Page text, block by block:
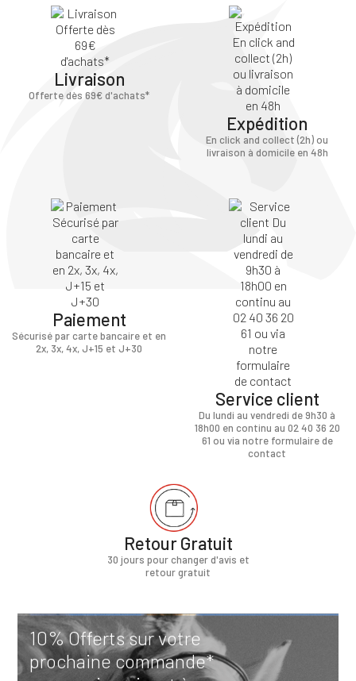
Livraison
Offerte dès 69€ d'achats*
Expédition
En click and collect (2h) ou
livraison à domicile en 48h
Paiement
Sécurisé par carte bancaire et en
2x, 3x, 4x, J+15 et J+30
Service client
Du lundi au vendredi de 9h30 à
18h00 en continu au 02 40 36 20
61 ou via notre formulaire de
contact
Retour Gratuit
30 jours pour changer d'avis et
retour gratuit
10% Offerts sur votre
prochaine commande*
produits dans votre liste d'envie
ANNULER SE
CONNECTER